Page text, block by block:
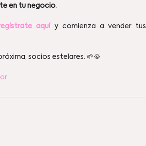
en tu negocio.
aquí y comienza a vender tus
socios estelares. 🌱🥘